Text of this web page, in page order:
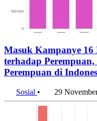
Masuk Kampanye
terhadap
Perempuan di
Sosial • 29